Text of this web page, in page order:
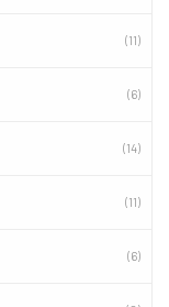
(11)
(6)
(14)
(11)
(6)